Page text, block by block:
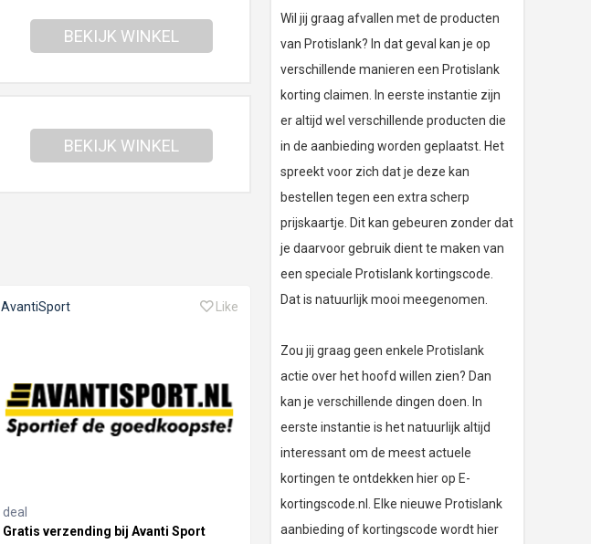
BEKIJK WINKEL
BEKIJK WINKEL
AvantiSport Like
deal
Gratis verzending bij Avanti Sport
Wil jij graag afvallen met de producten
van Protislank? In dat geval kan je op
verschillende manieren een Protislank
korting claimen. In eerste instantie zijn
er altijd wel verschillende producten die
in de aanbieding worden geplaatst. Het
spreekt voor zich dat je deze kan
bestellen tegen een extra scherp
prijskaartje. Dit kan gebeuren zonder dat
je daarvoor gebruik dient te maken van
een speciale Protislank kortingscode.
Dat is natuurlijk mooi meegenomen.
Zou jij graag geen enkele Protislank
actie over het hoofd willen zien? Dan
kan je verschillende dingen doen. In
eerste instantie is het natuurlijk altijd
interessant om de meest actuele
kortingen te ontdekken hier op E-
kortingscode.nl. Elke nieuwe Protislank
aanbieding of kortingscode wordt hier